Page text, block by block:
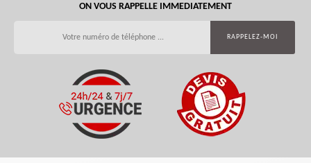
ON VOUS RAPPELLE IMMEDIATEMENT